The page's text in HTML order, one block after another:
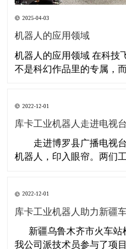
2025-04-03
机器人的应用领域
机器人的应用领域 在科技飞速发展的当下，机器人早已
不是科幻作品里的专属，
域展现出巨大的价值与潜力。 工业制造：提升效率
量 工业制造是机器人应用
2022-12-01
库卡工业机器人走进电视
走进博罗县广播电视台
机器人，印入眼帘。两们
几个黄色的安全标签，在
是
2022-12-01
库卡工业机器人助力新疆
新疆乌鲁木齐市火车站
我公司派技术员参与了项